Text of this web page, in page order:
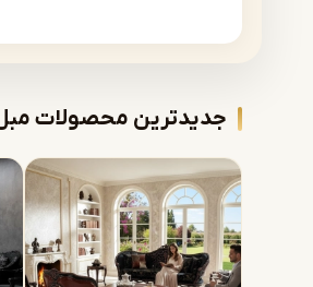
ویژگی‌های برجسته
استفاده از چوب راش، گردو
منبت‌کاری‌های دست‌ساز و
نشیمن نرم و فوم‌های
پارچه‌های مخمل، ساتن یا
اگر به دنبال دکوراسیونی مجلل
جدیدترین محصولات